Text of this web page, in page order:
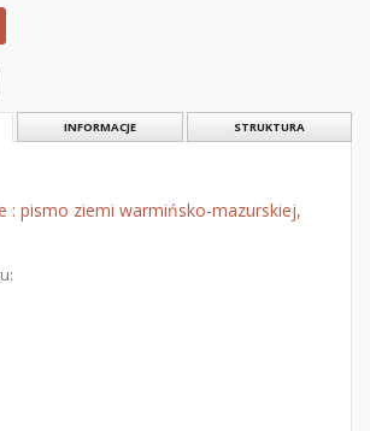
INFORMACJE STRUKTURA
: pismo ziemi warmińsko-mazurskiej,